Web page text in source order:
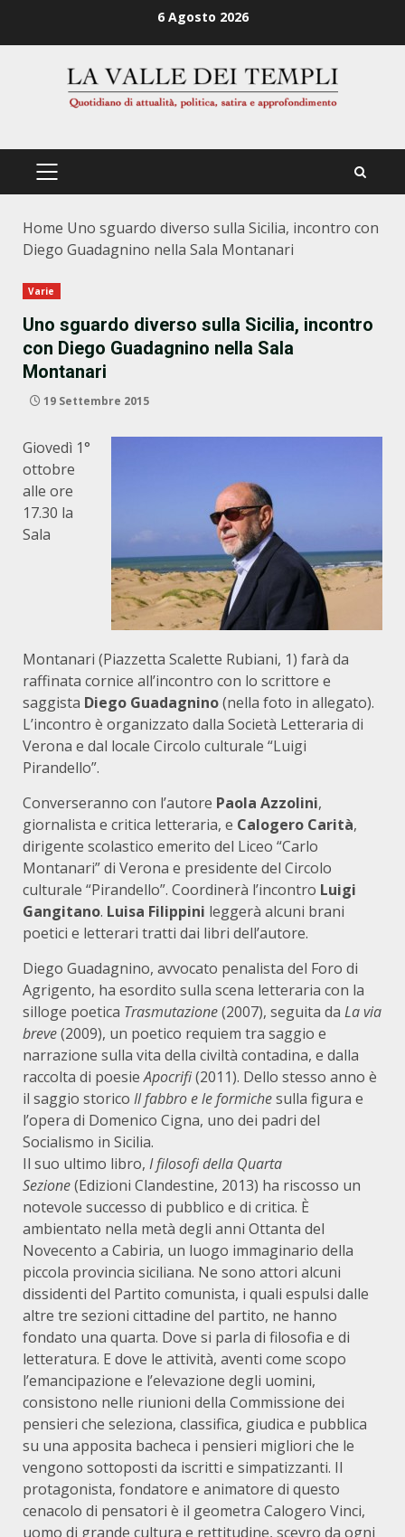
6 Agosto 2026
PRIMÄRES
Home Uno sguardo diverso sulla Sicilia, incontro con
Diego Guadagnino nella Sala Montanari
Varie
Uno sguardo diverso sulla Sicilia, incontro
con Diego Guadagnino nella Sala
Montanari
19 Settembre 2015
Giovedì 1°
ottobre
alle ore
17.30 la
Sala
Montanari (Piazzetta Scalette Rubiani, 1) farà da
raffinata cornice all’incontro con lo scrittore e
saggista Diego Guadagnino(nella foto in allegato).
L’incontro è organizzato dalla Società Letteraria di
Verona e dal locale Circolo culturale “Luigi
Pirandello”.
Converseranno con l’autore Paola Azzolini,
giornalista e critica letteraria, e Calogero Carità,
dirigente scolastico emerito del Liceo “Carlo
Montanari” di Verona e presidente del Circolo
culturale “Pirandello”. Coordinerà l’incontro Luigi
Gangitano. Luisa Filippini leggerà alcuni brani
poetici e letterari tratti dai libri dell’autore.
Diego Guadagnino, avvocato penalista del Foro di
Agrigento, ha esordito sulla scena letteraria con la
silloge poetica Trasmutazione(2007), seguita da La via
breve(2009), un poetico requiem tra saggio e
narrazione sulla vita della civiltà contadina, e dalla
raccolta di poesieApocrifi(2011). Dello stesso anno è
il saggio storico Il fabbro e le formichesulla figura e
l’opera di Domenico Cigna, uno dei padri del
Socialismo in Sicilia.
Il suo ultimo libro, I filosofi della Quarta
Sezione(Edizioni Clandestine, 2013) ha riscosso un
notevole successo di pubblico e di critica. È
ambientato nella metà degli anni Ottanta del
Novecento a Cabiria, un luogo immaginario della
piccola provincia siciliana. Ne sono attori alcuni
dissidenti del Partito comunista, i quali espulsi dalle
altre tre sezioni cittadine del partito, ne hanno
fondato una quarta. Dove si parla di filosofia e di
letteratura. E dove le attività, aventi come scopo
l’emancipazione e l’elevazione degli uomini,
consistono nelle riunioni della Commissione dei
pensieri che seleziona, classifica, giudica e pubblica
su una apposita bacheca i pensieri migliori che le
vengono sottoposti da iscritti e simpatizzanti. Il
protagonista, fondatore e animatore di questo
cenacolo di pensatori è il geometra Calogero Vinci,
uomo di grande cultura e rettitudine, scevro da ogni